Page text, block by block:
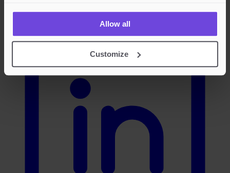
Allow all
Customize
LinkedIn